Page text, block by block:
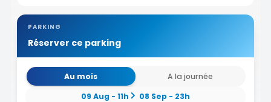
PARKING
Réserver ce parking
Au mois
A la journée
09 Aug - 11h
08 Sep - 23h